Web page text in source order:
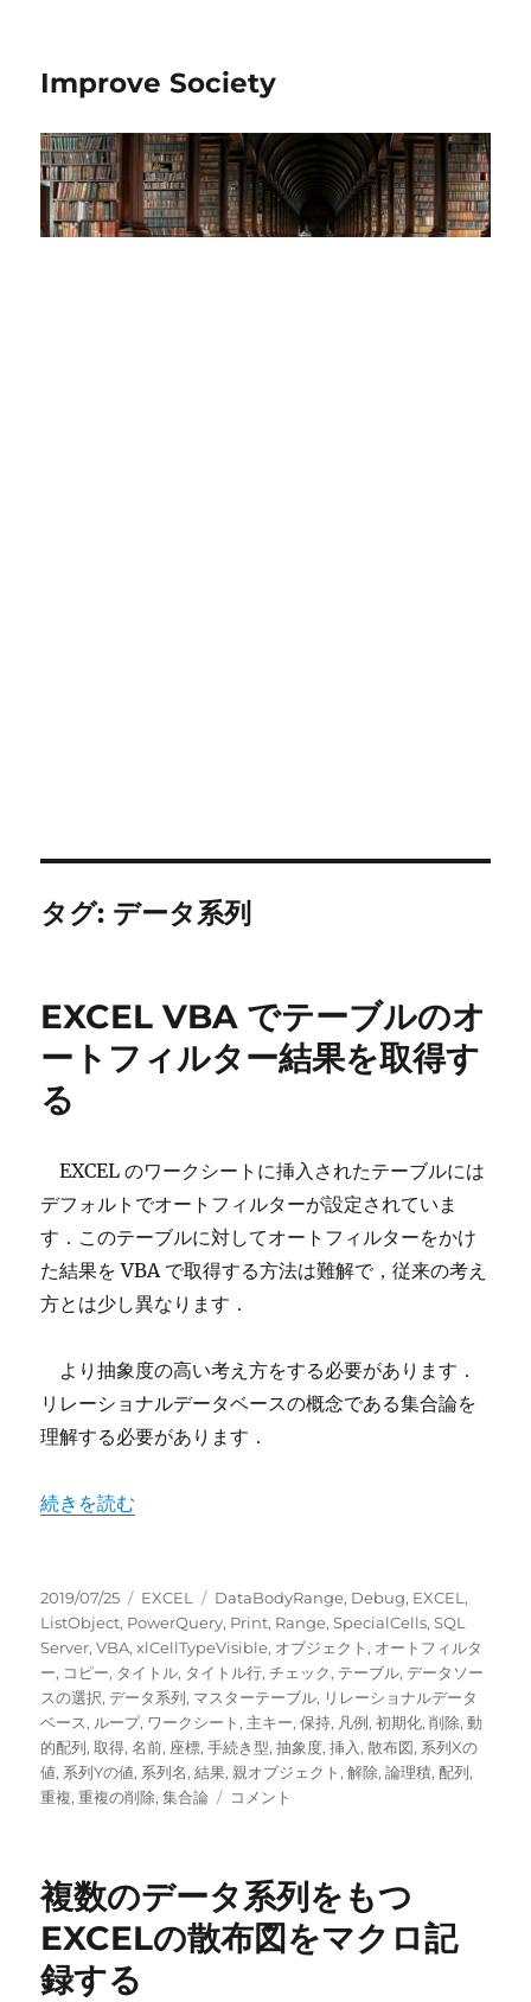
Improve Society
タグ: データ系列
EXCEL VBA でテーブルのオ
ートフィルター結果を取得す
る
EXCEL のワークシートに挿入されたテーブルには
デフォルトでオートフィルターが設定されていま
す．このテーブルに対してオートフィルターをかけ
た結果を VBA で取得する方法は難解で，従来の考え
方とは少し異なります．
より抽象度の高い考え方をする必要があります．
リレーショナルデータベースの概念である集合論を
理解する必要があります．
“EXCEL VBA でテーブルのオートフィルター結果を取得
続きを読む
投
稿
日:
2019/07/25
カ
テ
ゴ
リ
ー
EXCEL
タ
グ
DataBodyRange, Debug, EXCEL,
ListObject, PowerQuery, Print, Range,SpecialCells,SQL
Server,VBA,xlCellTypeVisible, オブジェクト, オートフィルタ
ー, コピー, タイトル, タイトル行,チェック, テーブル,データソー
スの選択,データ系列, マスターテーブル, リレーショナルデータ
ベース, ループ, ワークシート, 主キー,保持, 凡例,初期化,削除,動
的配列,取得,名前, 座標,手続き型,抽象度,挿入,散布図, 系列Xの
値, 系列Yの値, 系列名,結果,親オブジェクト,解除,論理積,配列,
重複,重複の削除,集合論
EXCEL
ー
ブ
ル
コメント
複数のデータ系列をもつ
EXCELの散布図をマクロ記
録する